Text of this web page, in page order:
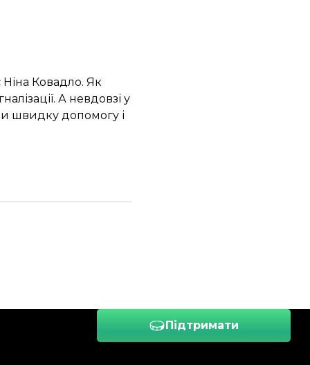
Ковадло. Як
А невдовзі у
швидку допомогу і
Підтримати